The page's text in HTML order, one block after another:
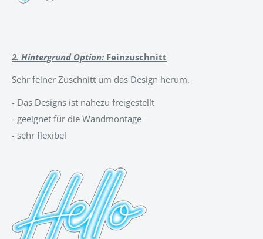
2. Hintergrund Option: Feinzuschnitt
Sehr feiner Zuschnitt um das Design herum.
- Das Designs ist nahezu freigestellt
- geeignet für die Wandmontage
- sehr flexibel